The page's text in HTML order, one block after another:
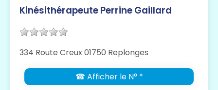
Kinésithérapeute Perrine Gaillard
334 Route Creux 01750 Replonges
☎ Afficher le N° *